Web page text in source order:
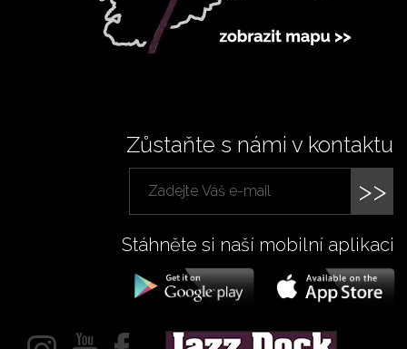
Zůstaňte s námi v kontaktu
>>
Stáhněte si naší mobilní aplikaci